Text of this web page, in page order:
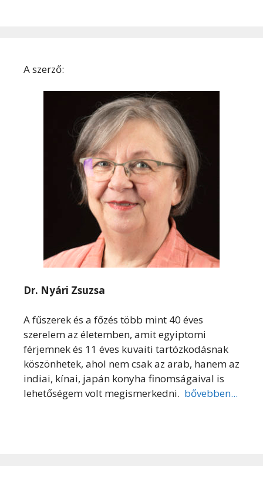
A szerző:
Dr. Nyári Zsuzsa
A fűszerek és a főzés több mint 40 éves
szerelem az életemben, amit egyiptomi
férjemnek és 11 éves kuvaiti tartózkodásnak
köszönhetek, ahol nem csak az arab, hanem az
indiai, kínai, japán konyha finomságaival is
lehetőségem volt megismerkedni. bővebben...